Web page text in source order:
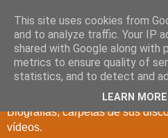
DISCOS
RECUERDO
CANTANTES Y GRUPOS DE
Biografías, carpetas de sus
vídeos.
This site uses cookies from
and to analyze traffic. Your IP
shared with Google along with
metrics to ensure quality of
statistics, and to detect and
LEARN MORE